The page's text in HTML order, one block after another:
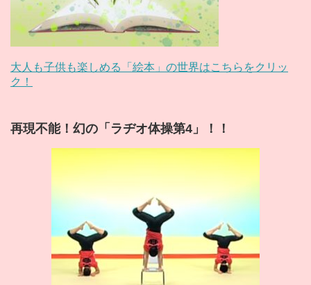
大人も子供も楽しめる「絵本」の世界はこちらをクリッ
ク！
再現不能！幻の「ラヂオ体操第4」！！